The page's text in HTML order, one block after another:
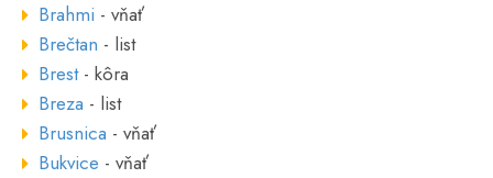
Brahmi - vňať
Brečtan - list
Brest- kôra
Breza - list
Brusnica - vňať
Bukvice - vňať